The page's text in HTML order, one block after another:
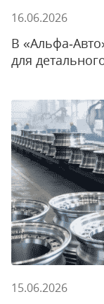
16.06.2026
В
для
15.06.2026